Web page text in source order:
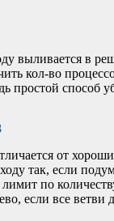
выливается в
кол-во
простой способ
от
так, если
по
если все